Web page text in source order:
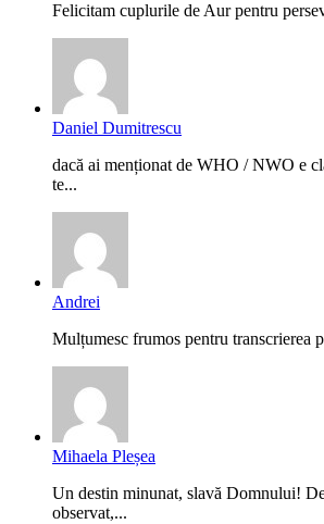
Felicitam cuplurile de Aur pentru
Daniel Dumitrescu
dacă ai menționat de WHO / NWO e
te...
Andrei
Mulțumesc frumos pentru transcrierea
Mihaela Pleșea
Un destin minunat, slavă Domnului!
observat,...